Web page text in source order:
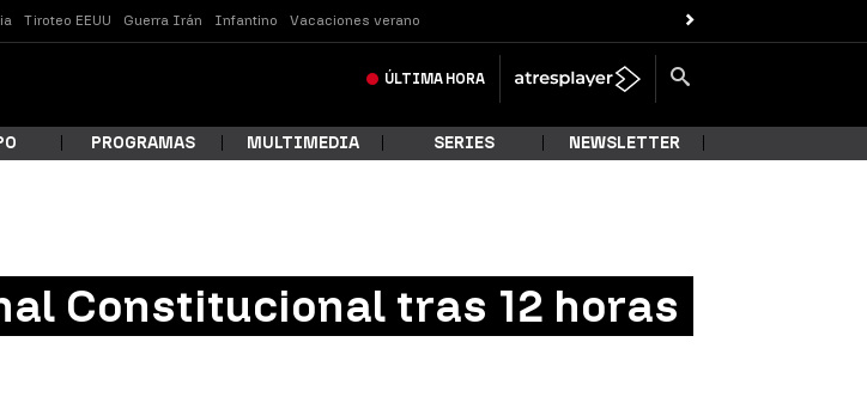
Tiroteo EEUU Guerra Irán Infantino Vacaciones verano
ÚLTIMA HORA
PROGRAMAS MULTIMEDIA SERIES NEWSLETTER
Constitucional tras 12 horas